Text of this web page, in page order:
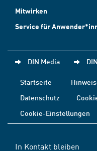
Mitwirken
Service für
DIN Media
Startseite
Datenschutz
Cookie-Einstellungen
In Kontakt bleiben